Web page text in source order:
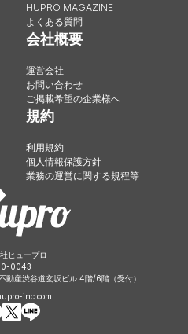
HUPRO MAGAZINE
よくある質問
会社概要
運営会社
お問い合わせ
ご掲載希望の企業様へ
規約
利用規約
個人情報保護方針
業務の運営に関する規程等
ヒュープロ
0043
産渋谷道玄坂ビル 4階/6階（受付）
inc.com